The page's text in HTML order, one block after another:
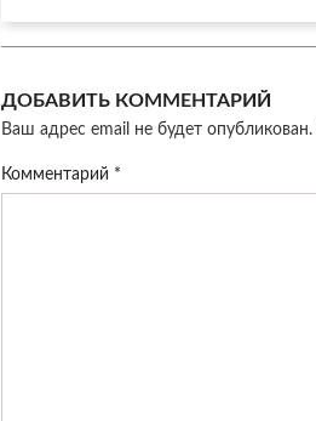
ДОБАВИТЬ КОММЕНТАРИЙ
Ваш адрес email не будет опубликован.
Комментарий *